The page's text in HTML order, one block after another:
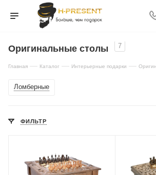
Оригинальные столы 7
Главная — Каталог — Интерьерные подарки —
Ломберные
ФИЛЬТР